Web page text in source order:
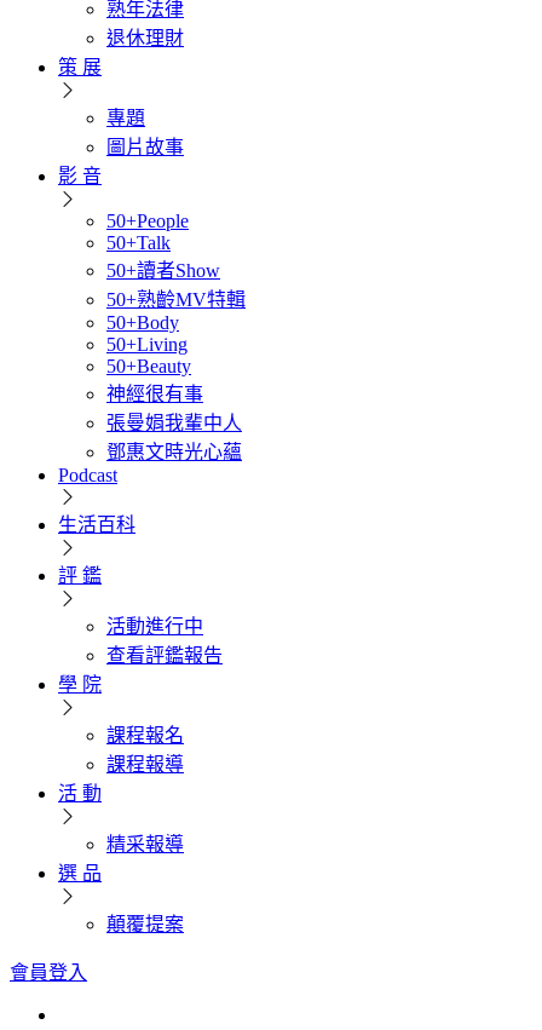
熟年法律
退休理財
策 展
專題
圖片故事
影 音
50+People
50+Talk
50+讀者Show
50+熟齡MV特輯
50+Body
50+Living
50+Beauty
神經很有事
張曼娟我輩中人
鄧惠文時光心蘊
Podcast
生活百科
評 鑑
活動進行中
查看評鑑報告
學 院
課程報名
課程報導
活 動
精采報導
選 品
顛覆提案
會員登入